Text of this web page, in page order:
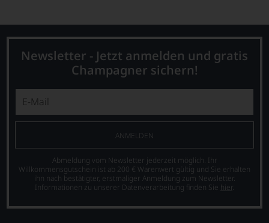
Newsletter - Jetzt anmelden und gratis
Champagner sichern!
ANMELDEN
Abmeldung vom Newsletter jederzeit möglich. Ihr
Willkommensgutschein ist ab 200 € Warenwert gültig und Sie erhalten
ihn nach bestätigter, erstmaliger Anmeldung zum Newsletter.
Informationen zu unserer Datenverarbeitung finden Sie hier.